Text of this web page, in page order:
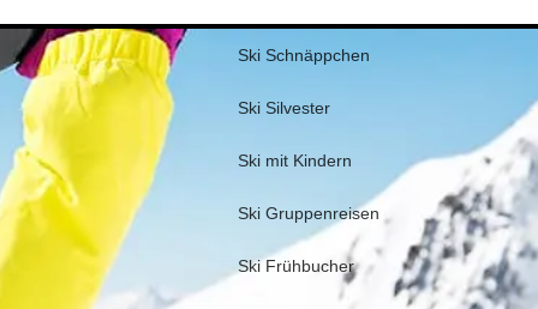
Ski Schnäppchen
Ski Silvester
Ski mit Kindern
Ski Gruppenreisen
Ski Frühbucher